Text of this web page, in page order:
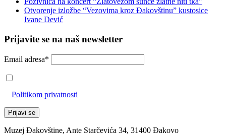
Otvorenje izložbe “Vezovima kroz Đakovštinu” kustosice
Ivane Dević
Prijavite se na naš newsletter
Email adresa*
Politikom privatnosti
Muzej Đakovštine, Ante Starčevića 34, 31400 Đakovo